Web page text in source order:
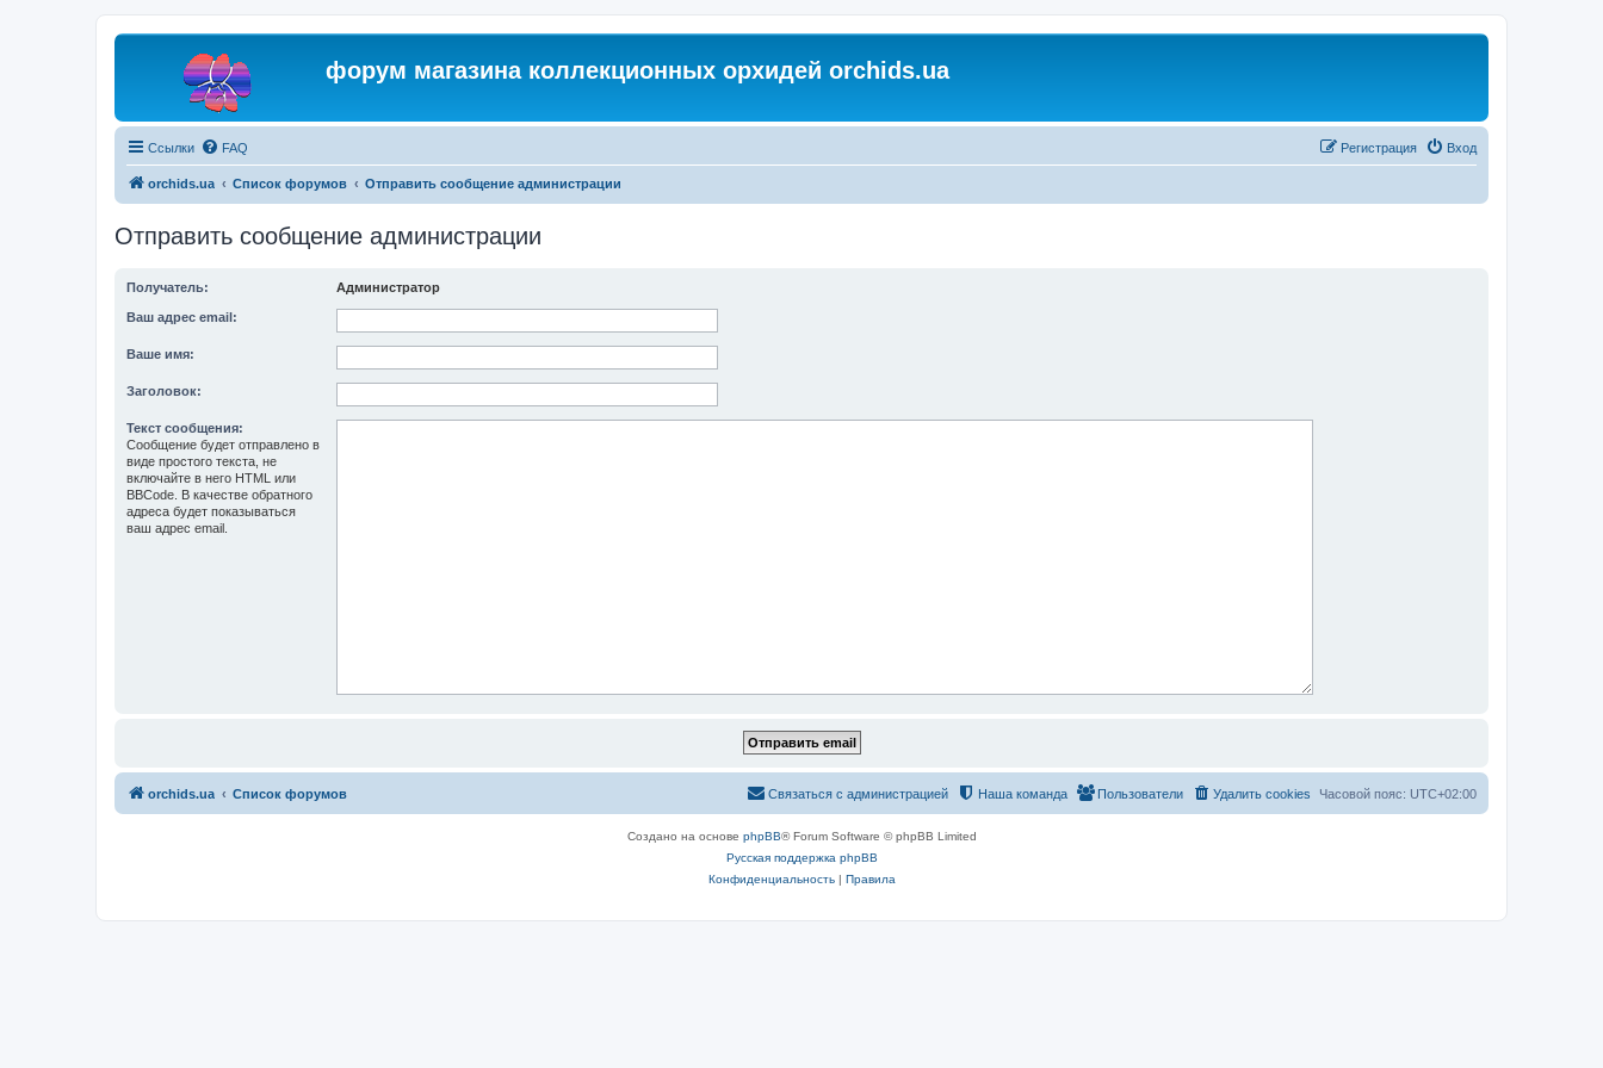
форум магазина коллекционных орхидей orchids.ua
Ссылки FAQ Вход
Регистрация
orchids.ua Список форумов Отправить сообщение администрации
Отправить сообщение администрации
Получатель: Администратор
Ваш адрес email:
Ваше имя:
Заголовок:
Текст сообщения:
Сообщение будет отправлено в
виде простого текста, не
включайте в него HTML или
BBCode. В качестве обратного
адреса будет показываться
ваш адрес email.
orchids.ua Список форумов Часовой пояс: UTC+02:00
Удалить cookies
Пользователи
Наша команда
Связаться с администрацией
Создано на основе phpBB® Forum Software © phpBB Limited
Русская поддержка phpBB
Конфиденциальность| Правила